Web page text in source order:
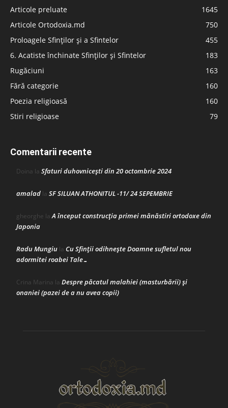
Articole preluate
1645
Articole Ortodoxia.md
750
Proloagele Sfinților și a Sfintelor
455
6. Acatiste închinate Sfinților și Sfintelor
183
Rugăciuni
163
Fără categorie
160
Poezia religioasă
160
Stiri religioase
79
Comentarii recente
Doina la Sfaturi duhovnicești din 20 octombrie 2024
amalad la SF SILUAN ATHONITUL -11/ 24 SEPEMBRIE
gheorghe laA început construcţia primei mănăstiri ortodoxe din
Japonia
Radu Mungiu la Cu Sfinții odihnește Doamne sufletul nou
adormitei roabei Tale…
Crina Marina la Despre păcatul malahiei (masturbării) şi
onaniei (pazei de a nu avea copii)